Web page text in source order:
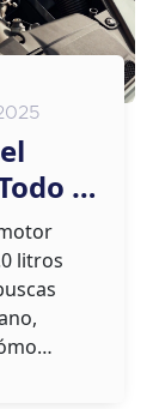
lo
de
litros